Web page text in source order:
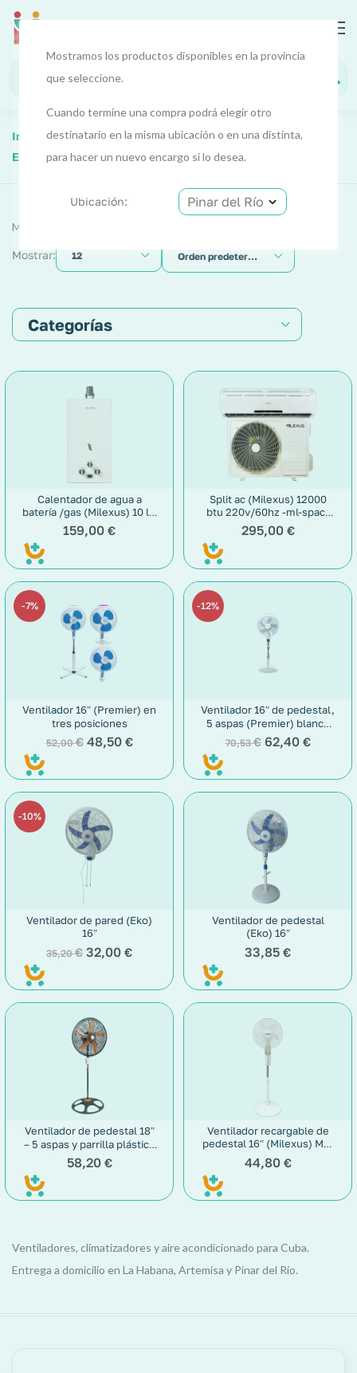
Mostramos los productos disponibles en la provincia
que seleccione.
Cuando termine una compra podrá elegir otro
destinatario en la misma ubicación o en una distinta,
para hacer un nuevo encargo si lo desea.
Ubicación:
Inicio Productos
Electrodomésticos
Electrodomésticos 1
Aire y clima
Mostrando 8 resultados
Mostrar: 12 Orden predeterminado
Categorías
Calentador de agua a
batería /gas (Milexus) 10 l –
ml-ca-10
159,00 €
Split ac (Milexus) 12000
btu 220v/60hz -ml-spac-
12k-220v
295,00 €
7%
Ventilador 16″ (Premier) en
tres posiciones
52,00€ 48,50 €
12%
Ventilador 16″ de pedestal,
5 aspas (Premier) blanco
con mando ab-8230pr(w)
70,53€ 62,40 €
10%
Ventilador de pared (Eko)
16″
35,20€ 32,00 €
Ventilador de pedestal
(Eko) 16″
33,85 €
Ventilador de pedestal 18″
– 5 aspas y parrilla plástica
(Milexus)
58,20 €
Ventilador recargable de
pedestal 16″ (Milexus) ML-
S-16DC-L
44,80 €
Ventiladores, climatizadores y aire acondicionado para Cuba.
Entrega a domicilio en La Habana, Artemisa y Pinar del Río.